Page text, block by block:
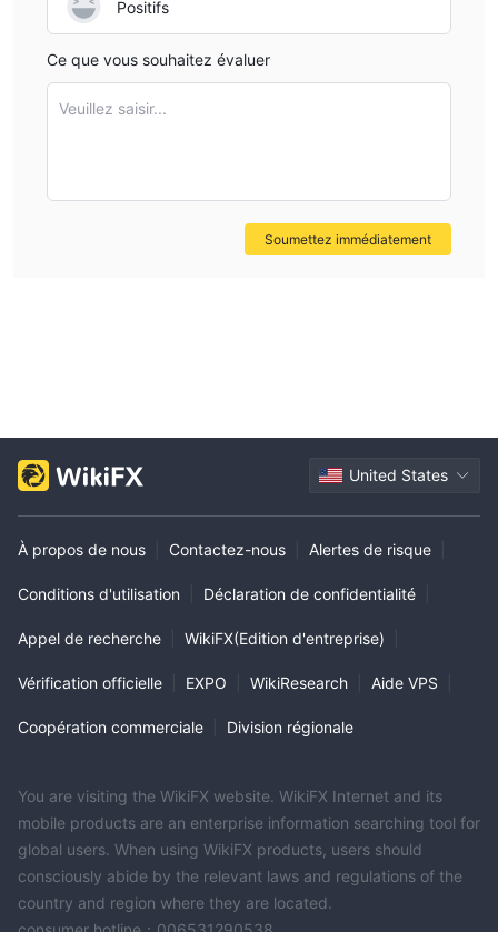
Positifs
Ce que vous souhaitez évaluer
Veuillez saisir...
Soumettez immédiatement
United States
À propos de nous Contactez-nous Alertes de risque
Conditions d'utilisation Déclaration de confidentialité
Appel de recherche WikiFX(Edition d'entreprise)
Vérification officielle EXPO WikiResearch Aide VPS
Coopération commerciale Division régionale
You are visiting the WikiFX website. WikiFX Internet and its
mobile products are an enterprise information searching tool for
global users. When using WikiFX products, users should
consciously abide by the relevant laws and regulations of the
country and region where they are located.